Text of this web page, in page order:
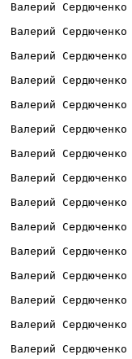
Валерий
Валерий
Валерий
Валерий
Валерий
Валерий
Валерий
Валерий
Валерий
Валерий
Валерий
Валерий
Валерий
Валерий
Валерий